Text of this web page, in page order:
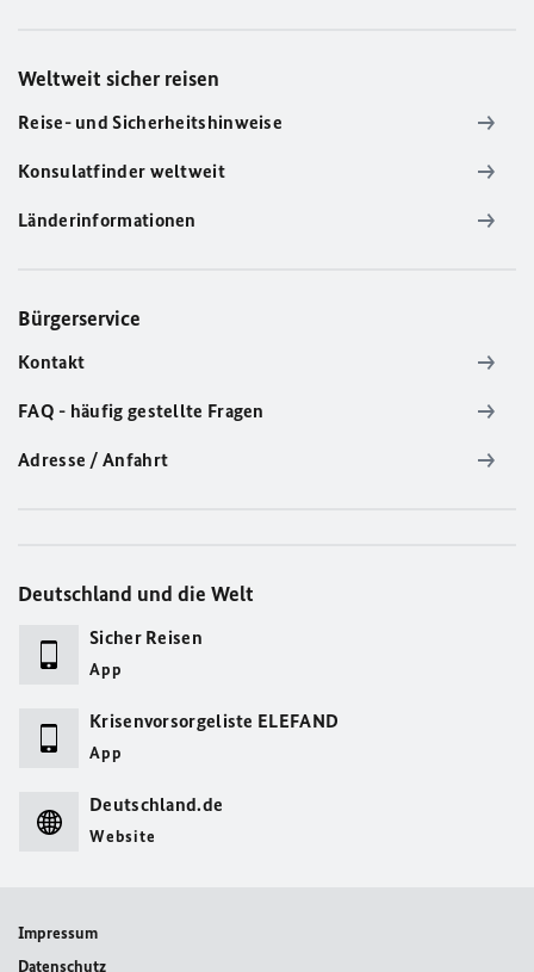
Weltweit sicher reisen
Reise- und Sicherheitshinweise
Konsulatfinder weltweit
Länderinformationen
Bürgerservice
Kontakt
FAQ - häufig gestellte Fragen
Adresse / Anfahrt
Deutschland und die Welt
Sicher Reisen
App
Krisenvorsorgeliste ELEFAND
App
Deutschland.de
Website
Impressum
Datenschutz